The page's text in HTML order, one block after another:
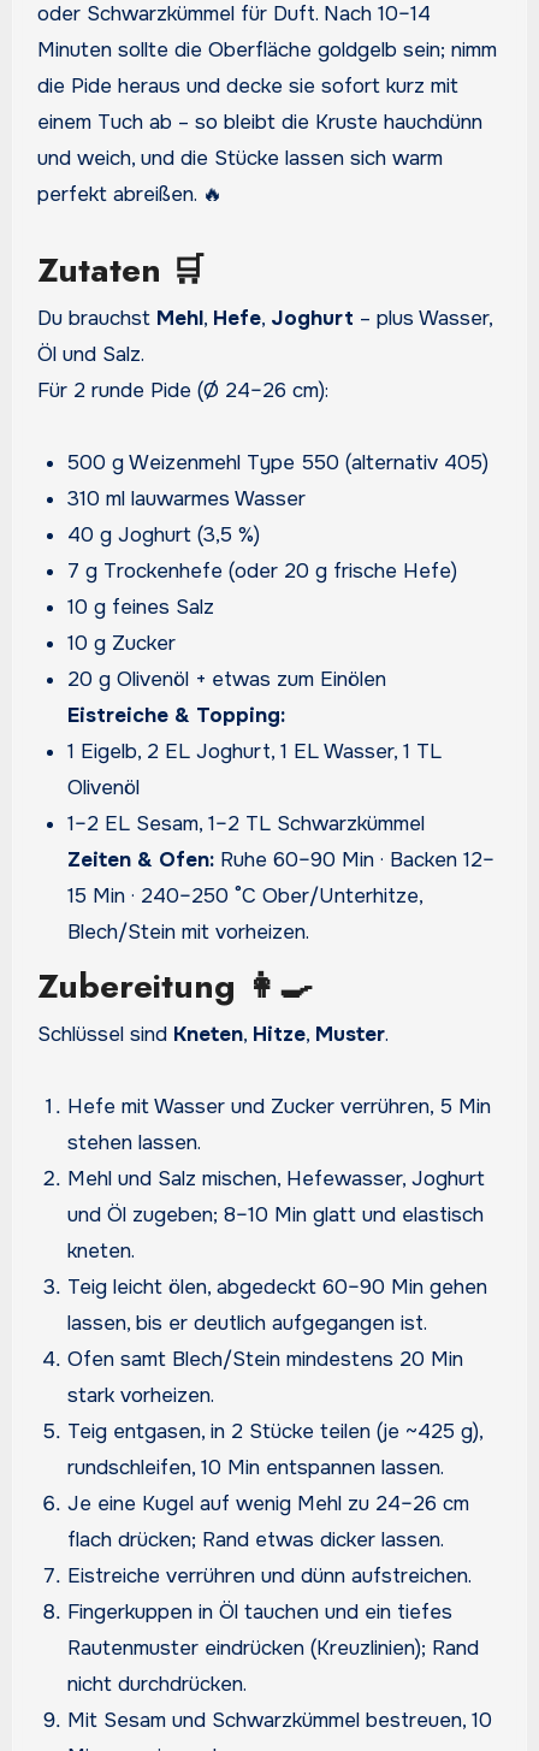
oder Schwarzkümmel für Duft. Nach 10–14
Minuten sollte die Oberfläche goldgelb sein; nimm
die Pide heraus und decke sie sofort kurz mit
einem Tuch ab – so bleibt die Kruste hauchdünn
und weich, und die Stücke lassen sich warm
perfekt abreißen. 🔥
Zutaten 🛒
Du brauchst Mehl, Hefe, Joghurt – plus Wasser,
Öl und Salz.
Für 2 runde Pide (Ø 24–26 cm):
500 g Weizenmehl Type 550 (alternativ 405)
310 ml lauwarmes Wasser
40 g Joghurt (3,5 %)
7 g Trockenhefe (oder 20 g frische Hefe)
10 g feines Salz
10 g Zucker
20 g Olivenöl + etwas zum Einölen
Eistreiche & Topping:
1 Eigelb, 2 EL Joghurt, 1 EL Wasser, 1 TL
Olivenöl
1–2 EL Sesam, 1–2 TL Schwarzkümmel
Zeiten & Ofen: Ruhe 60–90 Min · Backen 12–
15 Min · 240–250 °C Ober/Unterhitze,
Blech/Stein mit vorheizen.
Zubereitung 👩‍🍳
Schlüssel sind Kneten, Hitze, Muster.
Hefe mit Wasser und Zucker verrühren, 5 Min
stehen lassen.
Mehl und Salz mischen, Hefewasser, Joghurt
und Öl zugeben; 8–10 Min glatt und elastisch
kneten.
Teig leicht ölen, abgedeckt 60–90 Min gehen
lassen, bis er deutlich aufgegangen ist.
Ofen samt Blech/Stein mindestens 20 Min
stark vorheizen.
Teig entgasen, in 2 Stücke teilen (je ~425 g),
rundschleifen, 10 Min entspannen lassen.
Je eine Kugel auf wenig Mehl zu 24–26 cm
flach drücken; Rand etwas dicker lassen.
Eistreiche verrühren und dünn aufstreichen.
Fingerkuppen in Öl tauchen und ein tiefes
Rautenmuster eindrücken (Kreuzlinien); Rand
nicht durchdrücken.
Mit Sesam und Schwarzkümmel bestreuen, 10